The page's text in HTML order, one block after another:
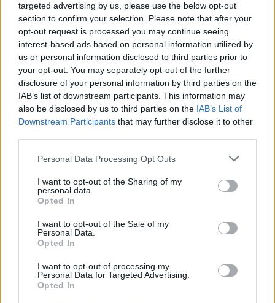
targeted advertising by us, please use the below opt-out
section to confirm your selection. Please note that after your
opt-out request is processed you may continue seeing
interest-based ads based on personal information utilized by
us or personal information disclosed to third parties prior to
your opt-out. You may separately opt-out of the further
disclosure of your personal information by third parties on the
IAB’s list of downstream participants. This information may
also be disclosed by us to third parties on the IAB’s List of
Downstream Participants that may further disclose it to other
Personal Data Processing Opt Outs
I want to opt-out of the Sharing of my
personal data.
Opted In
I want to opt-out of the Sale of my
Personal Data.
Opted In
I want to opt-out of processing my
Personal Data for Targeted Advertising.
Opted In
Bllokime të papritura të
llogarive të WhatsApp-it në të
gjithë botën